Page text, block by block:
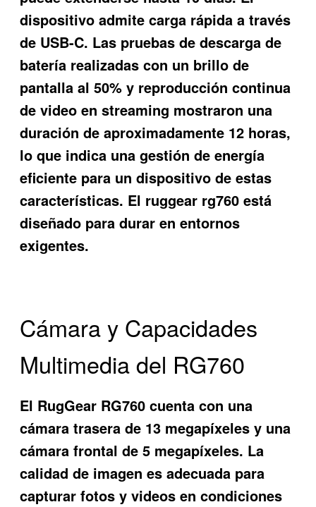
dispositivo admite carga rápida a través
de USB-C. Las pruebas de descarga de
batería realizadas con un brillo de
pantalla al 50% y reproducción continua
de video en streaming mostraron una
duración de aproximadamente 12 horas,
lo que indica una gestión de energía
eficiente para un dispositivo de estas
características. El ruggear rg760 está
diseñado para durar en entornos
exigentes.
Cámara y Capacidades
Multimedia del RG760
El RugGear RG760 cuenta con una
cámara trasera de 13 megapíxeles y una
cámara frontal de 5 megapíxeles. La
calidad de imagen es adecuada para
capturar fotos y videos en condiciones